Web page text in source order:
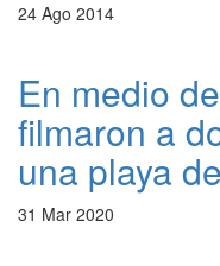
24 Ago 2014
En medio
filmaron a
una playa
31 Mar 2020